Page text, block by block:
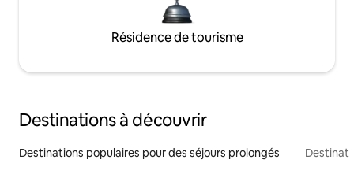
Résidence de tourisme
Destinations à découvrir
Destinations populaires pour des séjours prolongés